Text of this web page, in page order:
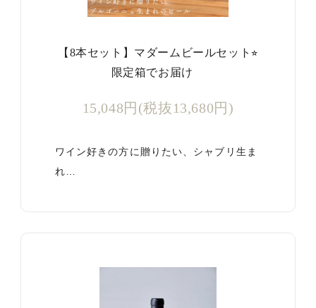
【8本セット】マダームビールセット⭐︎
限定箱でお届け
15,048円(税抜13,680円)
ワイン好きの方に贈りたい、シャブリ生ま
れ…